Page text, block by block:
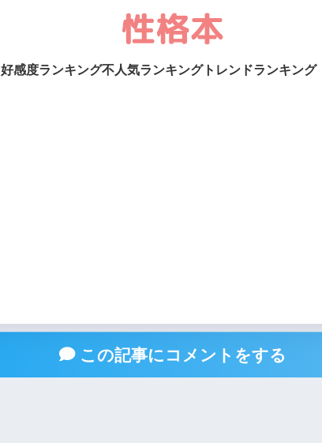
好感度ランキング不人気ランキングトレンドランキング
この記事にコメントをする